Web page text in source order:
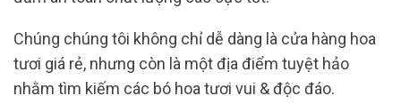
Chúng chúng tôi không chỉ dễ dàng là cửa hàng hoa
tươi giá rẻ, nhưng còn là một địa điểm tuyệt hảo
nhằm tìm kiếm các bó hoa tươi vui & độc đáo.